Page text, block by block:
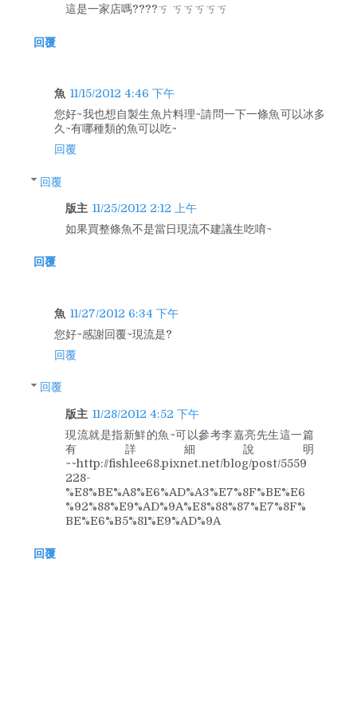
這是一家店嗎????ㄎ ㄎㄎㄎㄎㄎ
回覆
魚 11/15/2012 4:46 下午
您好~我也想自製生魚片料理~請問一下一條魚可以冰多
久~有哪種類的魚可以吃~
回覆
回覆
版主 11/25/2012 2:12 上午
如果買整條魚不是當日現流不建議生吃唷~
回覆
魚 11/27/2012 6:34 下午
您好~感謝回覆~現流是?
回覆
回覆
版主 11/28/2012 4:52 下午
現流就是指新鮮的魚~可以參考李嘉亮先生這一篇
有詳細說明
~~http://fishlee68.pixnet.net/blog/post/5559
228-
%E8%BE%A8%E6%AD%A3%E7%8F%BE%E6
%92%88%E9%AD%9A%E8%88%87%E7%8F%
BE%E6%B5%81%E9%AD%9A
回覆